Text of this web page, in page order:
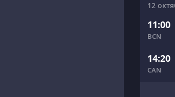
12
11:00
BCN
14:20
CAN